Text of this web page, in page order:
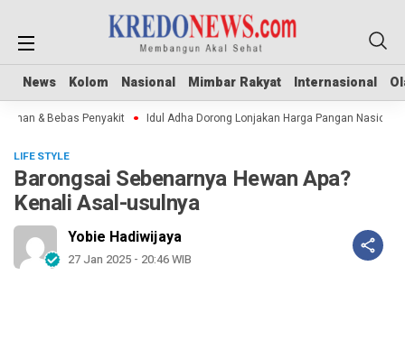
News Kolom Nasional Mimbar Rakyat Internasional
News Kolom Nasional Mimbar Rakyat Internasional
& Bebas Penyakit Idul Adha Dorong Lonjakan Harga Pangan Nasional
LIFE STYLE
Barongsai Sebenarnya Hewan Apa?
Kenali Asal-usulnya
Yobie Hadiwijaya
27 Jan 2025 - 20:46 WIB